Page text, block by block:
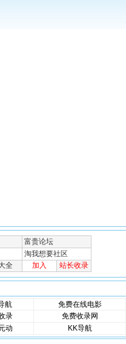
航
免费在线电影
录
免费收录网
动 KK导航